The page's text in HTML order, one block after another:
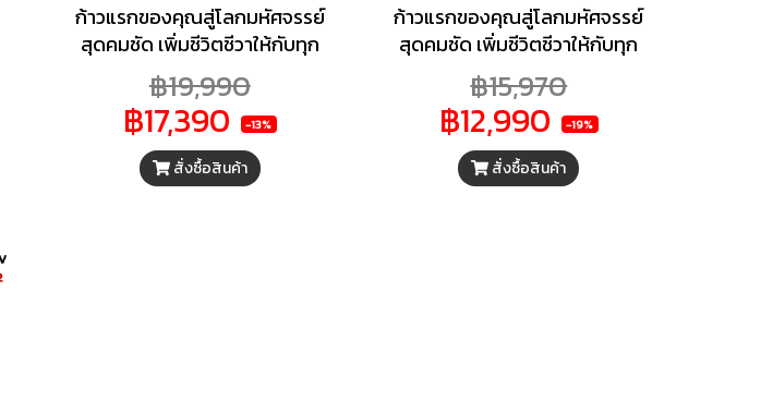
ก้าวแรกของคุณสู่โลกมหัศจรรย์
สุดคมชัด เพิ่มชีวิตชีวาให้กับทุก
ช่วงเวลาของคุณ ให้ทุกเนื้อหา
สำคัญพิเศษกว่าที่เคยด้วย Sony
BRAVIA 2 II Google TV ที่รวม
ภาพยนตร์ รายการทีวี และอื่นๆ
ที่คุณชื่นชอบ พร้อมความ
฿19,990
฿17,390 -13%
สั่งซื้อสินค้า
ก้าวแรกของคุณสู่โลกมหัศจรรย์
สุดคมชัด เพิ่มชีวิตชีวาให้กับทุก
ช่วงเวลาของคุณ ให้ทุกเนื้อหา
สำคัญพิเศษกว่าที่เคยด้วย Sony
BRAVIA 2 II Google TV ที่รวม
ภาพยนตร์ รายการทีวี และอื่นๆ
ที่คุณชื่นชอบ พร้อมความ
฿15,970
฿12,990 -19%
สั่งซื้อสินค้า